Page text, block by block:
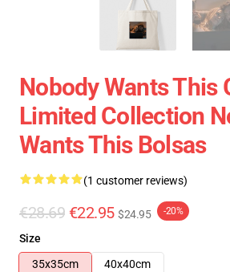
Nobody Wants This
Limited Collection
Wants This Bolsas
(1 customer reviews)
€28.69 €22.95 $24.95 -20%
Size
35x35cm
40x40cm